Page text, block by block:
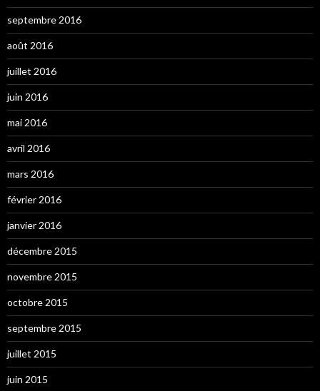
septembre 2016
août 2016
juillet 2016
juin 2016
mai 2016
avril 2016
mars 2016
février 2016
janvier 2016
décembre 2015
novembre 2015
octobre 2015
septembre 2015
juillet 2015
juin 2015